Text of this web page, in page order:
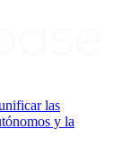
las
y la